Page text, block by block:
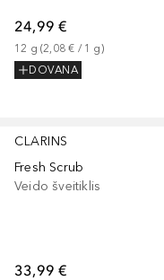
24,99 €
12 g (2,08 € / 1 g)
DOVANA
CLARINS
Fresh Scrub
Veido šveitiklis
33,99 €